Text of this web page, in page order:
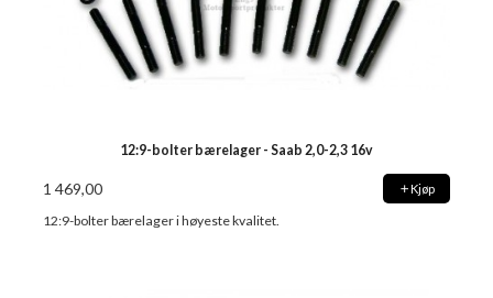
12:9-bolter bærelager - Saab 2,0-2,3 16v
1 469,00 Kjøp
12:9-bolter bærelager i høyeste kvalitet.